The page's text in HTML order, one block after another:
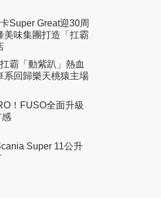
Super Great迎30周
美味集團打造「扛霸
霸「動紫趴」熱血
系回歸樂天桃猿主場
！FUSO全面升級
感
Super 11公升